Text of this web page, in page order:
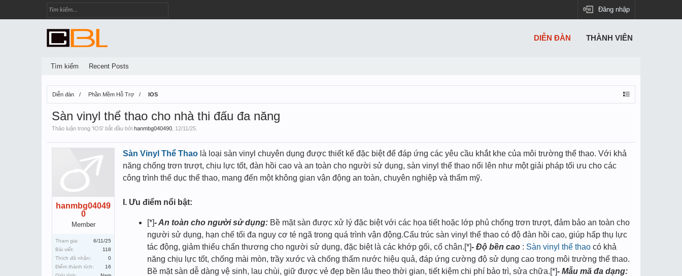
Đăng nhập
Diễn đàn Phần Mềm Hỗ Trợ IOS
Sàn vinyl thể thao cho nhà thi đấu đa năng
Thảo luận trong 'IOS' bắt đầu bởi hanmbg040490 12/11/25
hanmbg04049
0
Member
Tham gia:
6/11/25
Bài viết:
118
Thích đã nhận:
0
Điểm thành tích:
16
Sàn Vinyl Thể Thao là loại sàn vinyl chuyên dụng được thiết kế đặc biệt để đáp ứng các yêu cầu khắt khe của môi trường thể thao. Với khả
năng chống trơn trượt, chịu lực tốt, đàn hồi cao và an toàn cho người sử dụng, sàn vinyl thể thao nổi lên như một giải pháp tối ưu cho các
công trình thể dục thể thao, mang đến một không gian vận động an toàn, chuyên nghiệp và thẩm mỹ.
I. Ưu điểm nổi bật:
[*]- An toàn cho người sử dụng: Bề mặt sàn được xử lý đặc biệt với các họa tiết hoặc lớp phủ chống trơn trượt, đảm bảo an toàn cho
người sử dụng, hạn chế tối đa nguy cơ té ngã trong quá trình vận động.Cấu trúc sàn vinyl thể thao có độ đàn hồi cao, giúp hấp thụ lực
tác động, giảm thiểu chấn thương cho người sử dụng, đặc biệt là các khớp gối, cổ chân.[*]- Độ bền cao : Sàn vinyl thể thao có khả
năng chịu lực tốt, chống mài mòn, trầy xước và chống thấm nước hiệu quả, đáp ứng cường độ sử dụng cao trong môi trường thể thao.
Bề mặt sàn dễ dàng vệ sinh, lau chùi, giữ được vẻ đẹp bền lâu theo thời gian, tiết kiệm chi phí bảo trì, sửa chữa.[*]- Mẫu mã đa dạng:
DIỄN ĐÀN
Tìm kiếm Recent Posts
THÀNH VIÊN